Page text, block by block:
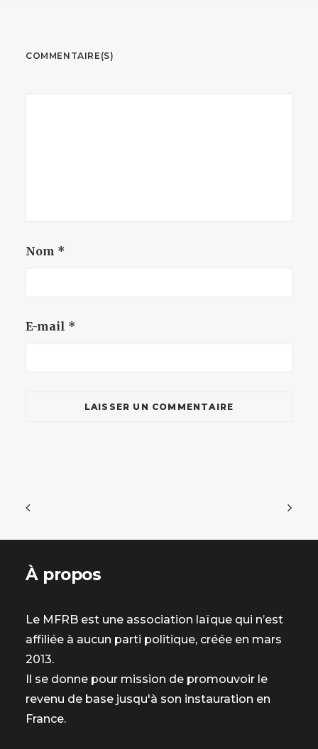
COMMENTAIRE(S)
Nom *
E-mail *
À propos
Le MFRB est une association laïque qui n’est
affiliée à aucun parti politique, créée en mars
2013.
Il se donne pour mission de promouvoir le
revenu de base jusqu'à son instauration en
France.